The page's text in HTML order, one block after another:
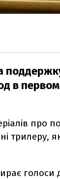
в
про
трилеру,
голоси